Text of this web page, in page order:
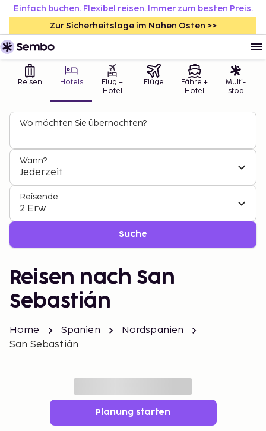
Einfach buchen. Flexibel reisen. Immer zum besten Preis.
Zur Sicherheitslage im Nahen Osten >>
Reisen Hotels
Flug +
Hotel
Flüge
Fähre +
Hotel
Multi-
stop
Wo möchten Sie übernachten?
Wann?
Jederzeit
Reisende
2 Erw.
Suche
Reisen nach San
Sebastián
Home Spanien
Nordspanien
San Sebastián
Planung starten